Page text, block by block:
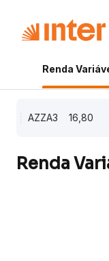
Renda
AZZA3 16,80
Renda